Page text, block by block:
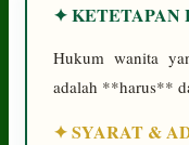
✦ KETETAPAN
Hukum wanita
adalah **harus**
✦ SYARAT &